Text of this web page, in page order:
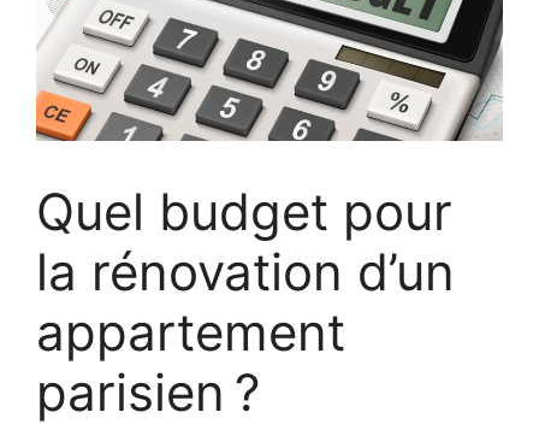
Quel budget pour
la rénovation d’un
appartement
parisien ?